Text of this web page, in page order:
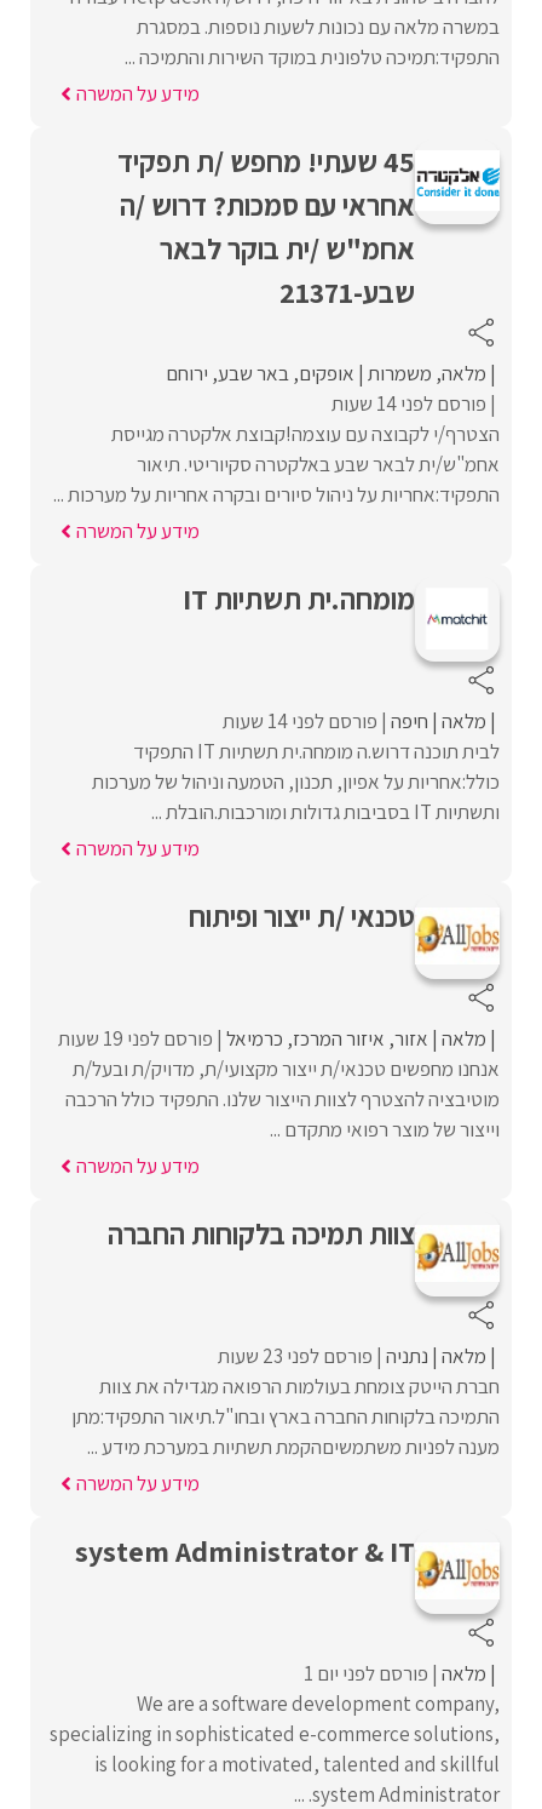
במשרה מלאה עם נכונות לשעות נוספות. במסגרת
התפקיד:תמיכה טלפונית במוקד השירות והתמיכה ...
מידע על המשרה
45 שעתי! מחפש /ת תפקיד
אחראי עם סמכות? דרוש /ה
אחמ"ש /ית בוקר לבאר
שבע-21371
מלאה משמרות אופקים באר שבע ירוחם
פורסם לפני 14 שעות
הצטרף/י לקבוצה עם עוצמה!קבוצת אלקטרה מגייסת
אחמ"ש/ית לבאר שבע באלקטרה סקיוריטי. תיאור
התפקיד:אחריות על ניהול סיורים ובקרה אחריות על מערכות ...
מידע על המשרה
מומחה.ית תשתיות IT
מלאה חיפה פורסם לפני 14 שעות
לבית תוכנה דרוש.ה מומחה.ית תשתיות IT התפקיד
כולל:אחריות על אפיון, תכנון, הטמעה וניהול של מערכות
ותשתיות IT בסביבות גדולות ומורכבות.הובלת ...
מידע על המשרה
טכנאי /ת ייצור ופיתוח
מלאה אזור איזור המרכז כרמיאל פורסם לפני 19 שעות
אנחנו מחפשים טכנאי/ת ייצור מקצועי/ת, מדויק/ת ובעל/ת
מוטיבציה להצטרף לצוות הייצור שלנו. התפקיד כולל הרכבה
וייצור של מוצר רפואי מתקדם ...
מידע על המשרה
צוות תמיכה בלקוחות החברה
מלאה נתניה פורסם לפני 23 שעות
חברת הייטק צומחת בעולמות הרפואה מגדילה את צוות
התמיכה בלקוחות החברה בארץ ובחו"ל.תיאור התפקיד:מתן
מענה לפניות משתמשיםהקמת תשתיות במערכת מידע ...
מידע על המשרה
system Administrator & IT
מלאה פורסם לפני יום 1
We are a software development company,
specializing in sophisticated e-commerce solutions,
is looking for a motivated, talented and skillful
system Administrator. ...